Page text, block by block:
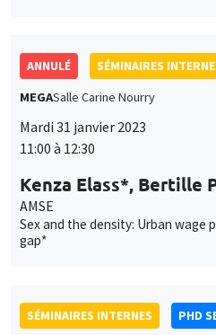
ANNULÉ SÉMINAIRES
MEGASalle Carine Nourry
Mardi 31 janvier 2023
11:00 à 12:30
Kenza Elass*, Bertille
AMSE
Sex and the density: Urban wage
gap*
SÉMINAIRES INTERNES
PHD